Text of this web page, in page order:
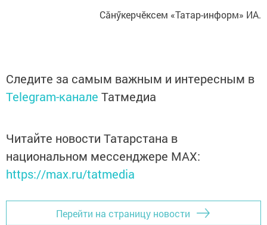
Сăнӳкерчӗксем «Татар-информ» ИА.
Следите за самым важным и интересным в
Telegram-канале Татмедиа
Читайте новости Татарстана в
национальном мессенджере MАХ:
https://max.ru/tatmedia
Перейти на страницу новости